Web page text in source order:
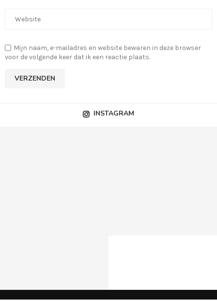
Mijn naam, e-mailadres en website bewaren in deze browser
voor de volgende keer dat ik een reactie plaats.
INSTAGRAM